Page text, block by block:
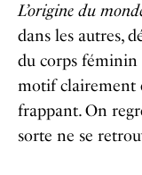
L’origine du
dans les autres,
du corps féminin
motif clairement
frappant. On
sorte ne se